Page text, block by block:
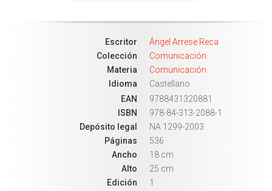
Escritor
Ángel Arrese Reca
Colección
Comunicación
Materia
Comunicación
Idioma
Castellano
EAN
9788431320881
ISBN
978-84-313-2088-1
Depósito legal
NA 1299-2003
Páginas
536
Ancho
18 cm
Alto
25 cm
Edición
1